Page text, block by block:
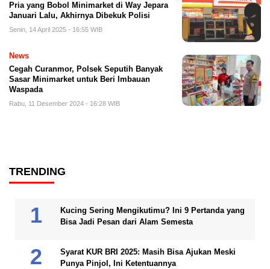
Pria yang Bobol Minimarket di Way Jepara
Januari Lalu, Akhirnya Dibekuk Polisi
Senin, 14 April 2025 - 16:55 WIB
News
Cegah Curanmor, Polsek Seputih Banyak
Sasar Minimarket untuk Beri Imbauan
Waspada
Rabu, 11 Desember 2024 - 16:28 WIB
TRENDING
Kucing Sering Mengikutimu? Ini 9 Pertanda yang
Bisa Jadi Pesan dari Alam Semesta
Syarat KUR BRI 2025: Masih Bisa Ajukan Meski
Punya Pinjol, Ini Ketentuannya